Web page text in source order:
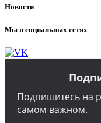
Новости
Мы в социальных сетях
Подпишитесь на
самом важном.